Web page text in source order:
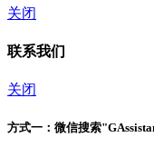
关闭
联系我们
关闭
方式一： 微信搜索"